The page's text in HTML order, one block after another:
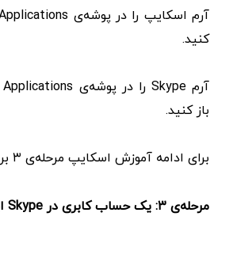
کنید.
باز کنید.
برای ادامه آموزش اسکایپ مرحله‌ی ۳ بروید.
مرحله‌ی ۳: یک حساب کابری در Skype ایجاد کنید